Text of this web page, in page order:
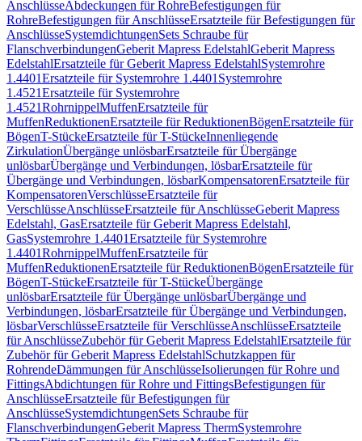
AnschlüsseAbdeckungen für RohreBefestigungen für
RohreBefestigungen für AnschlüsseErsatzteile für Befestigungen für
AnschlüsseSystemdichtungenSets Schraube für
FlanschverbindungenGeberit Mapress EdelstahlGeberit Mapress
EdelstahlErsatzteile für Geberit Mapress EdelstahlSystemrohre
1.4401Ersatzteile für Systemrohre 1.4401 Systemrohre
1.4521Ersatzteile für Systemrohre
1.4521RohrnippelMuffenErsatzteile für
MuffenReduktionenErsatzteile für ReduktionenBögenErsatzteile für
BögenT-StückeErsatzteile für T-StückeInnenliegende
ZirkulationÜbergänge unlösbarErsatzteile für Übergänge
unlösbarÜbergänge und Verbindungen, lösbarErsatzteile für
Übergänge und Verbindungen, lösbarKompensatorenErsatzteile für
KompensatorenVerschlüsseErsatzteile für
VerschlüsseAnschlüsseErsatzteile für AnschlüsseGeberit Mapress
Edelstahl, GasErsatzteile für Geberit Mapress Edelstahl,
GasSystemrohre 1.4401Ersatzteile für Systemrohre
1.4401RohrnippelMuffenErsatzteile für
MuffenReduktionenErsatzteile für ReduktionenBögenErsatzteile für
BögenT-StückeErsatzteile für T-StückeÜbergänge
unlösbarErsatzteile für Übergänge unlösbarÜbergänge und
Verbindungen, lösbarErsatzteile für Übergänge und Verbindungen,
lösbarVerschlüsseErsatzteile für VerschlüsseAnschlüsseErsatzteile
für AnschlüsseZubehör für Geberit Mapress EdelstahlErsatzteile für
Zubehör für Geberit Mapress EdelstahlSchutzkappen für
RohrendeDämmungen für AnschlüsseIsolierungen für Rohre und
FittingsAbdichtungen für Rohre und FittingsBefestigungen für
AnschlüsseErsatzteile für Befestigungen für
AnschlüsseSystemdichtungenSets Schraube für
FlanschverbindungenGeberit Mapress ThermSystemrohre